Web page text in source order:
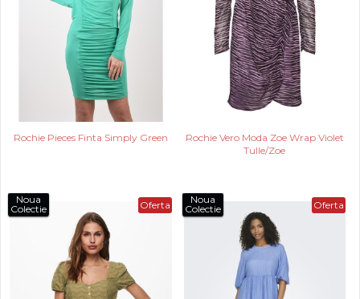
Rochie Pieces Finta Simply Green
Rochie Vero Moda Zoe Wrap Violet
Tulle/Zoe
Oferta
Noua
Colectie
Oferta
Noua
Colectie